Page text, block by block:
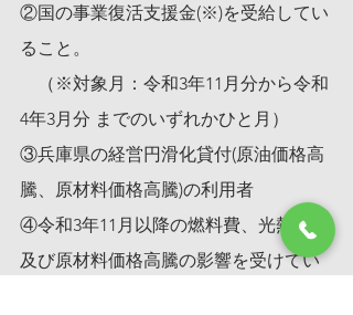
②国の事業復活支援金(※)を受給してい
ること。
（※対象月：令和3年11月分から令和
4年3月分 までのいずれかひと月）
③兵庫県の経営円滑化貸付(原油価格高
騰、原材料価格高騰)の利用者
④令和3年11月以降の燃料費、光熱水費
及び原材料価格高騰の影響を受けてい